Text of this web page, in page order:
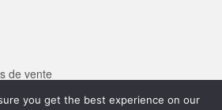
de vente
you get the best experience on our